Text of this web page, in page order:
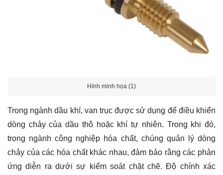
Hình minh họa (1)
Trong ngành dầu khí, van trục được sử dụng để điều khiển
dòng chảy của dầu thô hoặc khí tự nhiên. Trong khi đó,
trong ngành công nghiệp hóa chất, chúng quản lý dòng
chảy của các hóa chất khác nhau, đảm bảo rằng các phản
ứng diễn ra dưới sự kiểm soát chặt chẽ. Độ chính xác